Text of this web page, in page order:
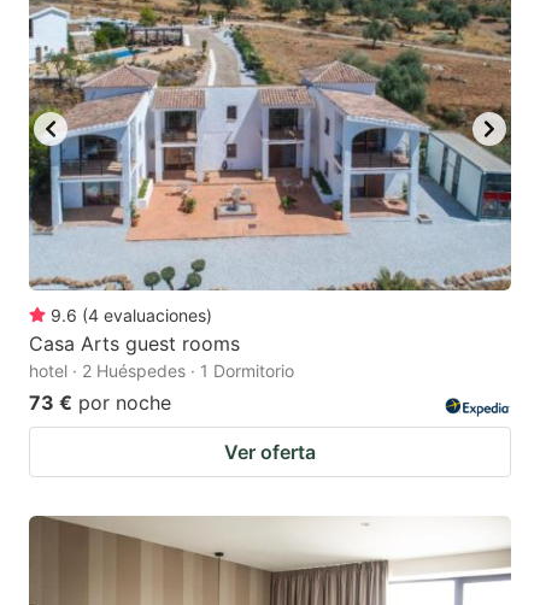
9.6 (4 evaluaciones)
Casa Arts guest rooms
hotel · 2 Huéspedes · 1 Dormitorio
73 € por noche
Ver oferta